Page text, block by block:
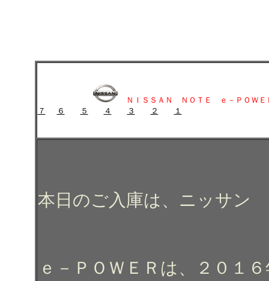
ＮＩＳＳＡＮ ＮＯＴＥ ｅ－ＰＯＷ
７
６ ５ ４ ３ ２ １
本日のご入庫は、ニッサ
ｅ－ＰＯＷＥＲは、２０１